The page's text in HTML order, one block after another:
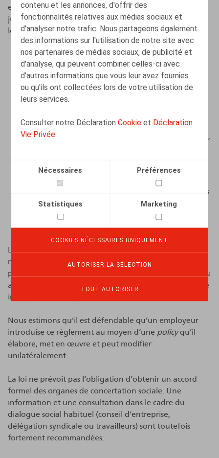
contenu et les annonces, d'offrir des
fonctionnalités relatives aux médias sociaux et
d'analyser notre trafic. Nous partageons également
des informations sur l'utilisation de notre site avec
nos partenaires de médias sociaux, de publicité et
d'analyse, qui peuvent combiner celles-ci avec
d'autres informations que vous leur avez fournies
ou qu'ils ont collectées lors de votre utilisation de
leurs services.
Consulter notre DéclarationCookie et Déclaration
Vie Privée
Nécessaires Préférences
Statistiques Marketing
COOKIES NÉCESSAIRES UNIQUEMENT
AUTORISER LA SÉLECTION
TOUT AUTORISER
et prévoir des accords clairs dans un cadre
juridiquement contraignant. Le règlement devra dès
lors notamment porter sur :
les situations dans lesquelles des enquêtes privées
peuvent être réalisées ;
les personnes ou services chargés de mener ces
enquêtes ;
les actes d’enquête possibles, tels que la tenue
d’interviews
, la fouille des lieux de travail, des casiers,
les conséquences possibles d’une enquête privée ;
les droits des travailleurs concernés pendant et après
l’enquête.
Forme : CCT, règlement de travail oupolicy?
La LRP ne précise pas la forme dans laquelle le
règlement doit être établi. D’après les travaux
préparatoires, le règlement peut notamment être prévu
au moyen d’une convention collective de travail ou être
intégré dans le règlement de travail.
Nous estimons qu’il est défendable qu’un employeur
introduise ce règlement au moyen d’une policyqu’il
élabore, met en œuvre et peut modifier
unilatéralement.
La loi ne prévoit pas l’obligation d’obtenir un accord
formel des organes de concertation sociale. Une
information et une consultation dans le cadre du
dialogue social habituel (conseil d’entreprise,
délégation syndicale ou travailleurs) sont toutefois
fortement recommandées.